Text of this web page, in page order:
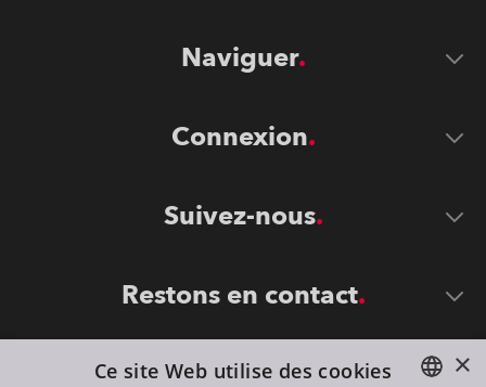
Naviguer
Connexion
Suivez-nous
Restons en contact
×
Ce site Web utilise des cookies